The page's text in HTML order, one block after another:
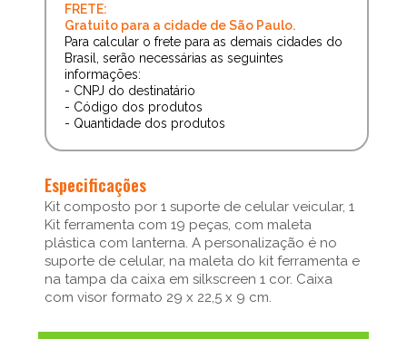
FRETE:
Gratuito para a cidade de São Paulo.
Para calcular o frete para as demais cidades do
Brasil, serão necessárias as seguintes
informações:
- CNPJ do destinatário
- Código dos produtos
- Quantidade dos produtos
Especificações
Kit composto por 1 suporte de celular veicular, 1
Kit ferramenta com 19 peças, com maleta
plástica com lanterna. A personalização é no
suporte de celular, na maleta do kit ferramenta e
na tampa da caixa em silkscreen 1 cor. Caixa
com visor formato 29 x 22,5 x 9 cm.